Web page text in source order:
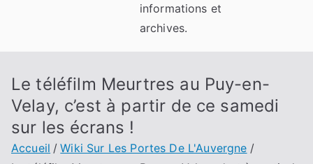
informations et
archives.
Le téléfilm Meurtres au Puy-en-
Velay, c’est à partir de ce samedi
sur les écrans !
Accueil
Wiki Sur Les Portes De L'Auvergne